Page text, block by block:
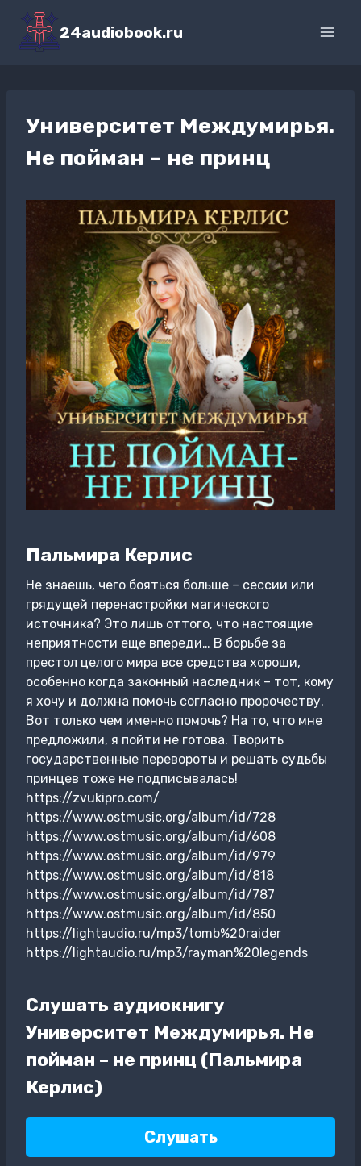
Перейти
содержимому
24audiobook.ru
Университет Междумирья.
Не пойман – не принц
Пальмира Керлис
Не знаешь, чего бояться больше – сессии или
грядущей перенастройки магического
источника? Это лишь оттого, что настоящие
неприятности еще впереди… В борьбе за
престол целого мира все средства хороши,
особенно когда законный наследник – тот, кому
я хочу и должна помочь согласно пророчеству.
Вот только чем именно помочь? На то, что мне
предложили, я пойти не готова. Творить
государственные перевороты и решать судьбы
принцев тоже не подписывалась!
https://zvukipro.com/
https://www.ostmusic.org/album/id/728
https://www.ostmusic.org/album/id/608
https://www.ostmusic.org/album/id/979
https://www.ostmusic.org/album/id/818
https://www.ostmusic.org/album/id/787
https://www.ostmusic.org/album/id/850
https://lightaudio.ru/mp3/tomb%20raider
https://lightaudio.ru/mp3/rayman%20legends
Слушать аудиокнигу
Университет Междумирья. Не
пойман – не принц (Пальмира
Керлис)
Слушать